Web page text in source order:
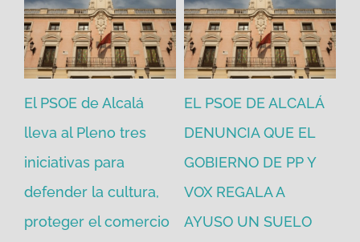
El PSOE de Alcalá
lleva al Pleno tres
iniciativas para
defender la cultura,
proteger el comercio
EL PSOE DE ALCALÁ
DENUNCIA QUE EL
GOBIERNO DE PP Y
VOX REGALA A
AYUSO UN SUELO